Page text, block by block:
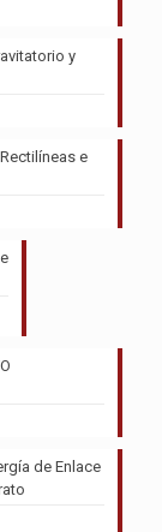
y
e
de Enlace